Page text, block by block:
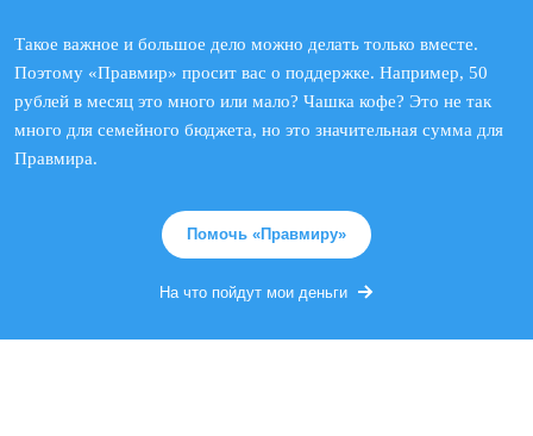
Такое важное и большое дело можно делать только вместе.
Поэтому «Правмир» просит вас о поддержке. Например, 50
рублей в месяц это много или мало? Чашка кофе? Это не так
много для семейного бюджета, но это значительная сумма для
Правмира.
Помочь «Правмиру»
На что пойдут мои деньги